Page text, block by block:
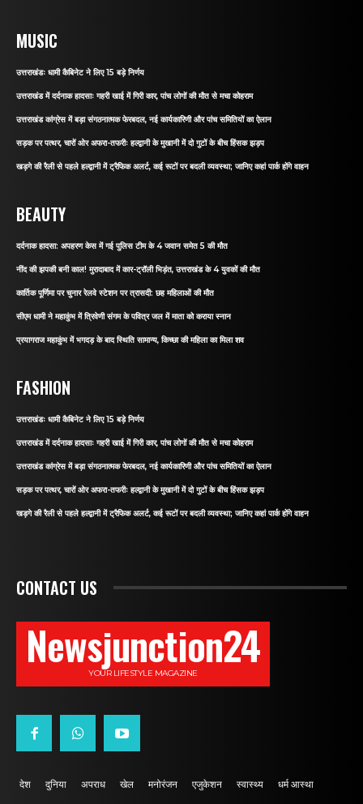
MUSIC
उत्तराखंडः धामी कैबिनेट ने लिए 15 बड़े निर्णय
उत्तराखंड में दर्दनाक हादसाः गहरी खाई में गिरी कार, पांच लोगों की मौत से मचा कोहराम
उत्तराखंड कांग्रेस में बड़ा संगठनात्मक फेरबदल, नई कार्यकारिणी और पांच समितियों का ऐलान
सड़क पर पत्थर, चारों ओर अफरा-तफरीः हल्द्वानी के मुखानी में दो गुटों के बीच हिंसक झड़प
खड़गे की रैली से पहले हल्द्वानी में ट्रैफिक अलर्ट, कई रूटों पर बदली व्यवस्था; जानिए कहां पार्क होंगे वाहन
BEAUTY
दर्दनाक हादसा: अपहरण केस में गई पुलिस टीम के 4 जवान समेत 5 की मौत
नींद की झपकी बनी काल! मुरादाबाद में कार-ट्रॉली भिड़ंत, उत्तराखंड के 4 युवकों की मौत
कार्तिक पूर्णिमा पर चुनार रेलवे स्टेशन पर त्रासदी: छह महिलाओं की मौत
सीएम धामी ने महाकुंभ में त्रिवेणी संगम के पवित्र जल में माता को कराया स्नान
प्रयागराज महाकुंभ में भगदड़ के बाद स्थिति सामान्य, किच्छा की महिला का मिला शव
FASHION
उत्तराखंडः धामी कैबिनेट ने लिए 15 बड़े निर्णय
उत्तराखंड में दर्दनाक हादसाः गहरी खाई में गिरी कार, पांच लोगों की मौत से मचा कोहराम
उत्तराखंड कांग्रेस में बड़ा संगठनात्मक फेरबदल, नई कार्यकारिणी और पांच समितियों का ऐलान
सड़क पर पत्थर, चारों ओर अफरा-तफरीः हल्द्वानी के मुखानी में दो गुटों के बीच हिंसक झड़प
खड़गे की रैली से पहले हल्द्वानी में ट्रैफिक अलर्ट, कई रूटों पर बदली व्यवस्था; जानिए कहां पार्क होंगे वाहन
CONTACT US
Newsjunction24
YOUR LIFESTYLE MAGAZINE
देश दुनिया अपराध खेल मनोरंजन एजुकेशन स्वास्थ्य धर्म आस्था